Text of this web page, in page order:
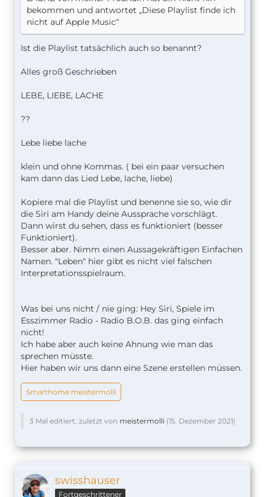
bekommen und antwortet „Diese Playlist finde ich
nicht auf Apple Music“
Ist die Playlist tatsächlich auch so benannt?
Alles groß Geschrieben
LEBE, LIEBE, LACHE
??
Lebe liebe lache
klein und ohne Kommas. ( bei ein paar versuchen
kam dann das Lied Lebe, lache, liebe)
Kopiere mal die Playlist und benenne sie so, wie dir
die Siri am Handy deine Aussprache vorschlägt.
Dann wirst du sehen, dass es funktioniert (besser
Funktioniert).
Besser aber. Nimm einen Aussagekräftigen Einfachen
Namen. "Leben" hier gibt es nicht viel falschen
Interpretationsspielraum.
Was bei uns nicht / nie ging: Hey Siri, Spiele im
Esszimmer Radio - Radio B.O.B. das ging einfach
nicht!
Ich habe aber auch keine Ahnung wie man das
sprechen müsste.
Hier haben wir uns dann eine Szene erstellen müssen.
Smarthome meistermolli
3 Mal editiert, zuletzt von meistermolli (15. Dezember 2021)
swisshauser
Fortgeschrittener